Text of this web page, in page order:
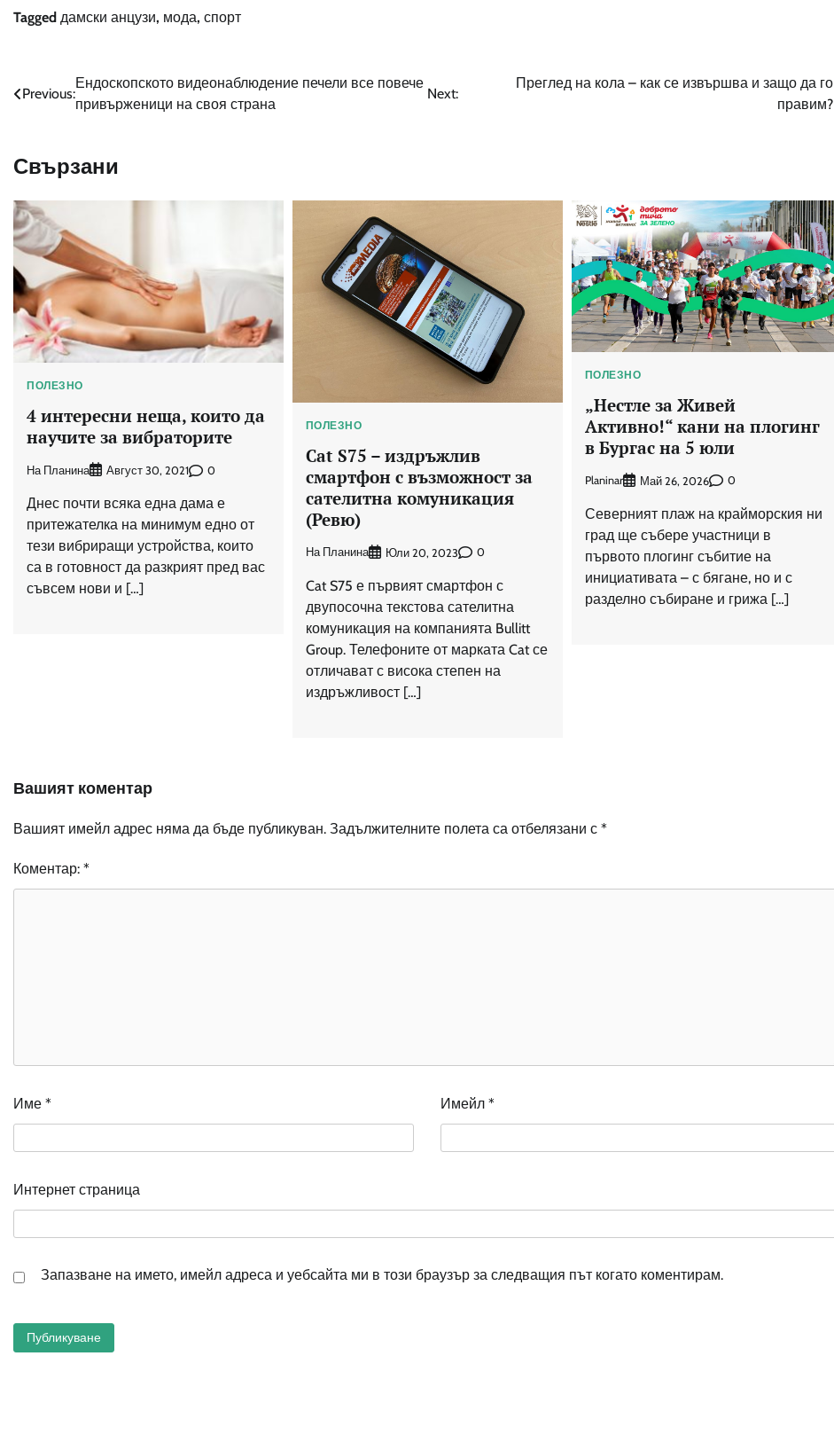
Tagged дамски анцузи, мода, спорт
Навигация
Previous:
Ендоскопското видеонаблюдение печели все повече
привърженици на своя страна
Next:
Преглед на кола – как се извършва и защо да го
правим?
Свързани
ПОЛЕЗНО
4 интересни неща, които да
научите за вибраторите
На Планина Август 30, 2021 0
Днес почти всяка една дама е
притежателка на минимум едно от
тези вибриращи устройства, които
са в готовност да разкрият пред вас
съвсем нови и […]
ПОЛЕЗНО
Cat S75 – издръжлив
смартфон с възможност за
сателитна комуникация
(Ревю)
На Планина Юли 20, 2023 0
Cat S75 е първият смартфон с
двупосочна текстова сателитна
комуникация на компанията Bullitt
Group. Телефоните от марката Cat се
отличават с висока степен на
издръжливост […]
ПОЛЕЗНО
„Нестле за Живей
Активно!“ кани на плогинг
в Бургас на 5 юли
Planinar Май 26, 2026 0
Северният плаж на крайморския ни
град ще събере участници в
първото плогинг събитие на
инициативата – с бягане, но и с
разделно събиране и грижа […]
Вашият коментар
Вашият имейл адрес няма да бъде публикуван. Задължителните полета са отбелязани с *
Коментар: *
Име * Имейл*
Интернет страница
Запазване на името, имейл адреса и уебсайта ми в този браузър за следващия път когато коментирам.